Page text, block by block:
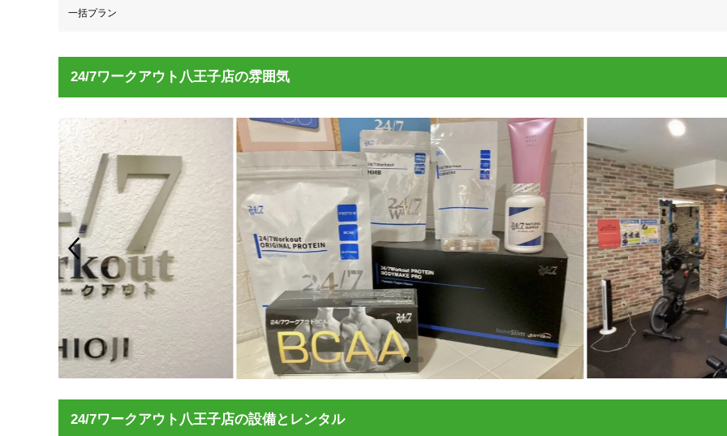
一括プラン
24/7ワークアウト八王子店の雰囲気
24/7ワークアウト八王子店の設備とレンタル